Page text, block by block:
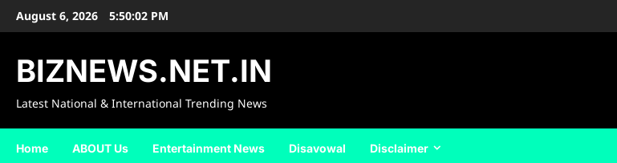
SkipAugust 6, 2026 5:50:03 PM
BIZNEWS.NET.IN
Latest National & International Trending News
Home ABOUT Us Entertainment News Disavowal Disclaimer